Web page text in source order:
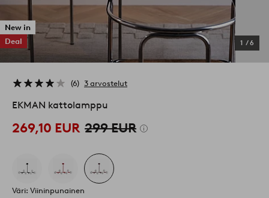
New in
Deal
1 /6
6 3 arvostelut
EKMAN kattolamppu
269,10 EUR 299 EUR
Väri: Viininpunainen